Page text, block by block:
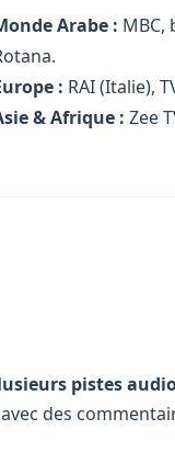
Arabe : MBC,
: RAI (Italie),
& Afrique : Zee
pistes
des